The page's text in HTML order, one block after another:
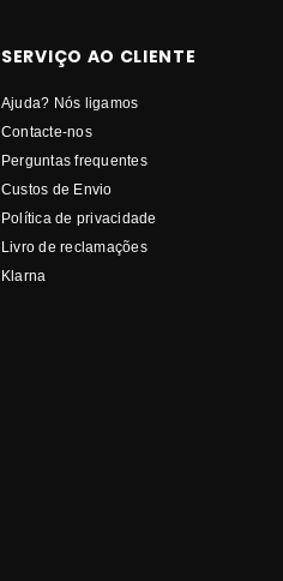
SERVIÇO AO CLIENTE
Ajuda? Nós ligamos
Contacte-nos
Perguntas frequentes
Custos de Envio
Política de privacidade
Livro de reclamações
Klarna